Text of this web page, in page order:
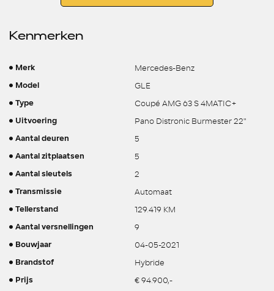
Kenmerken
Merk Mercedes-Benz
Model GLE
Type Coupé AMG 63 S 4MATIC+
Uitvoering Pano Distronic Burmester 22"
Aantal deuren 5
Aantal zitplaatsen 5
Aantal sleutels 2
Transmissie Automaat
Tellerstand 129.419 KM
Aantal versnellingen 9
Bouwjaar 04-05-2021
Brandstof Hybride
Prijs € 94.900,-